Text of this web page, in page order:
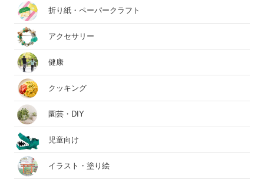
折り紙・ペーパークラフト
アクセサリー
健康
クッキング
園芸・DIY
児童向け
イラスト・塗り絵